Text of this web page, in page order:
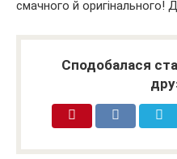
смачного й оригінального!
Сподобалася